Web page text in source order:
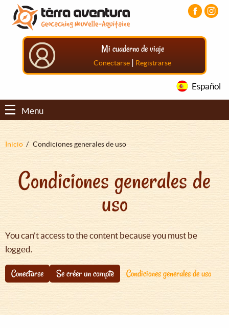
Pasar
contenido
principal
Pasar
menú
principal
Pasar
principal
Mi cuaderno de viaje
Conectarse | Registrarse
Español
Menu
Sobrescribir
ayuda
navegación
Inicio Condiciones generales de uso
Condiciones generales de
uso
You can't access to the content because you must be
logged.
Conectarse Se créer un compte Condiciones generales de uso